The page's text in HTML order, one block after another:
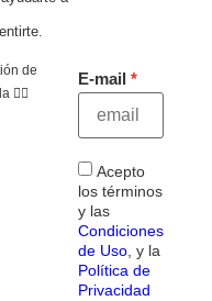
de
E-mail
Acepto
los términos
y las
Condiciones
de Uso, y la
Política de
Privacidad